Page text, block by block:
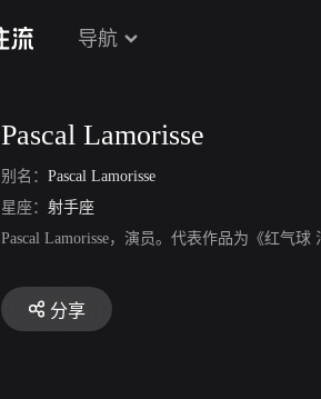
导航
Pascal Lamorisse
别名： Pascal Lamorisse
星座： 射手座
Pascal Lamorisse，演员。代表作品为《红气
分享